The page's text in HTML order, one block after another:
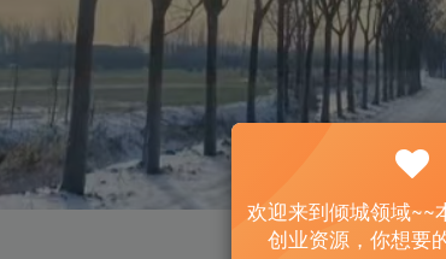
欢迎来到倾城领域~~
创业资源，你想要